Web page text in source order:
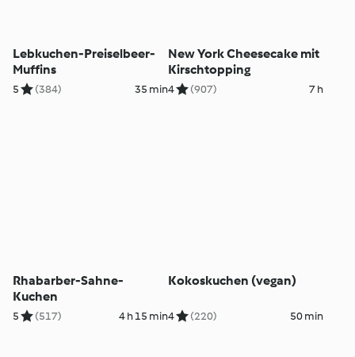
Lebkuchen-Preiselbeer-
Muffins
5 (384) 35 min
New York Cheesecake mit
Kirschtopping
4 (907) 7 h
Rhabarber-Sahne-
Kuchen
5 (517) 4 h 15 min
Kokoskuchen (vegan)
4 (220) 50 min